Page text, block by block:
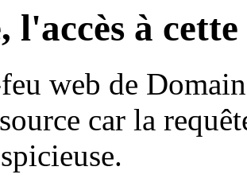
l'accès à
web de
car la